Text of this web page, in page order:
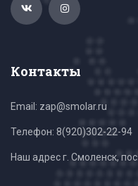
Контакты
Email: zap@smolar.ru
Телефон: 8(920)302-22-94
Наш адрес г. Смоленск,